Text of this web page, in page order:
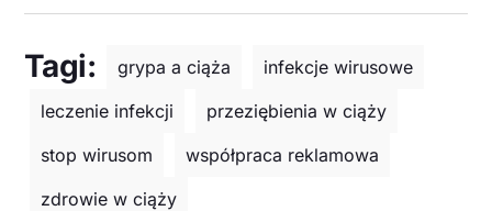
Tagi: grypa a ciąża
infekcje wirusowe
leczenie infekcji
przeziębienia w ciąży
stop wirusom
współpraca reklamowa
zdrowie w ciąży